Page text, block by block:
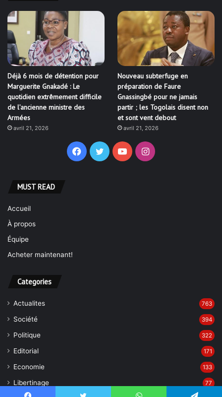
Déjà 6 mois de détention pour
Marguerite Gnakadé : Le
quotidien extrêmement difficile
de l’ancienne ministre des
Armées
avril 21, 2026
Nouveau subterfuge en
préparation de Faure
Gnassingbé pour ne jamais
partir ; les Togolais disent non
et sont vent debout
avril 21, 2026
Facebook
TwitterYouTubeInstagram
MUST READ
Accueil
À propos
Équipe
Acheter maintenant!
Categories
Actualites 763
Société 394
Politique 322
Editorial 171
Economie 133
Libertinage 77